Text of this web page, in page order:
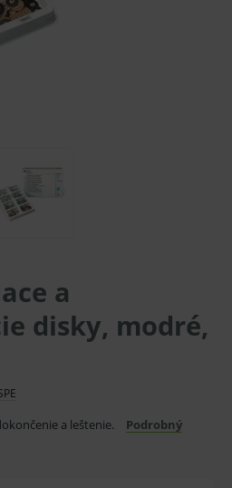
a
disky, modré,
a leštenie.
Podrobný